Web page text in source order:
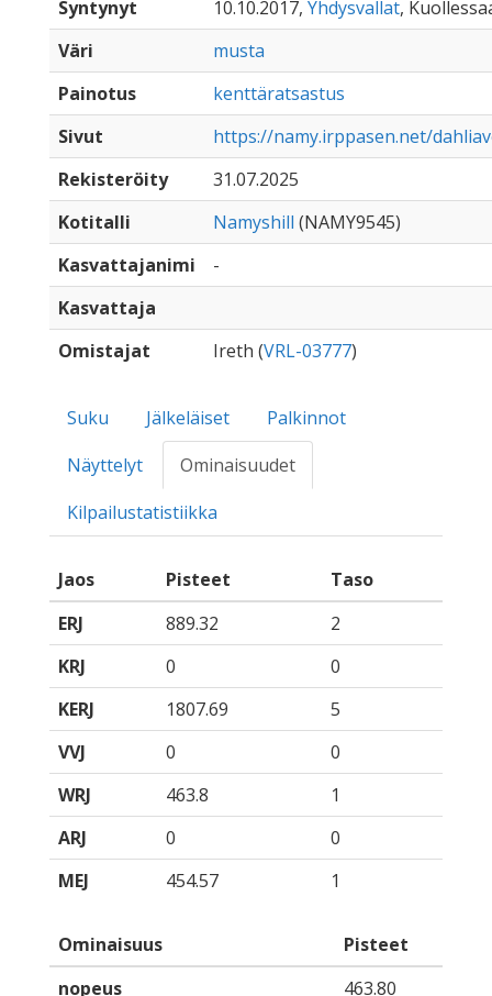
Syntynyt
10.10.2017, Yhdysvallat,
Väri
musta
Painotus
kenttäratsastus
Sivut
https://namy.irppasen.net/
Rekisteröity
31.07.2025
Kotitalli
Namyshill (NAMY9545)
Kasvattajanimi
-
Kasvattaja
Omistajat
Ireth (VRL-03777)
Suku Jälkeläiset
Palkinnot
Näyttelyt
Ominaisuudet
Kilpailustatistiikka
Jaos Pisteet
Taso
ERJ
889.32
2
KRJ
0
0
KERJ
1807.69
5
VVJ
0
0
WRJ
463.8
1
ARJ
0
0
MEJ
454.57 1
Ominaisuus
Pisteet
nopeus
463.80